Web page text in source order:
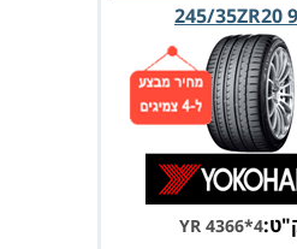
245/35ZR20
YR 4366*4